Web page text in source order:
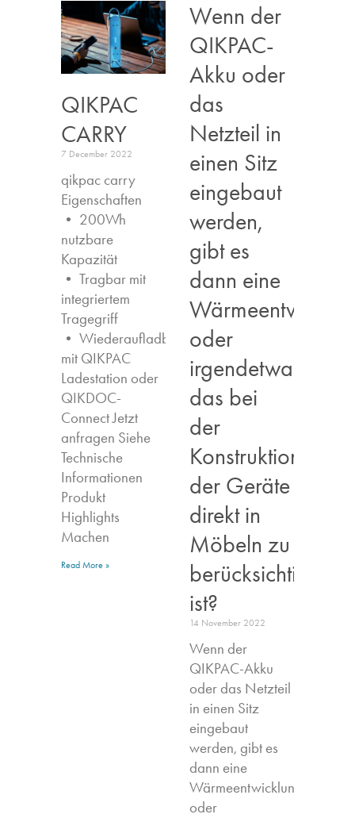
QIKPAC
CARRY
7 December 2022
qikpac carry
Eigenschaften ​
• 200Wh
nutzbare
Kapazität
• Tragbar mit
integriertem
Tragegriff
• Wiederaufladbar
mit QIKPAC
Ladestation oder
QIKDOC-
Connect Jetzt
anfragen​ Siehe
Technische
Informationen
Produkt
Highlights​
Machen
Read More »
Wenn der
QIKPAC-
Akku oder
das
Netzteil in
einen Sitz
eingebaut
werden,
gibt es
dann eine
oder
irgendetwas,
das bei
der
Konstruktion
der Geräte
direkt in
Möbeln zu
berücksichtigen
ist?
14 November 2022
Wenn der
QIKPAC-Akku
oder das Netzteil
in einen Sitz
eingebaut
werden, gibt es
dann eine
Wärmeentwicklung,
oder